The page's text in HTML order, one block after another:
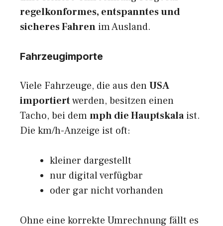
regelkonformes, entspanntes und
sicheres Fahren im Ausland.
Fahrzeugimporte
Viele Fahrzeuge, die aus denUSA
importiertwerden, besitzen einen
Tacho, bei demmph die Hauptskalaist.
Die km/h-Anzeige ist oft:
kleiner dargestellt
nur digital verfügbar
oder gar nicht vorhanden
Ohne eine korrekte Umrechnung fällt es